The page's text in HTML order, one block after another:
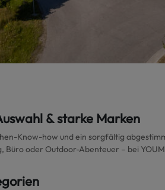
& starke Marken
Know-how und ein sorgfältig
Büro oder Outdoor-Abenteuer – bei